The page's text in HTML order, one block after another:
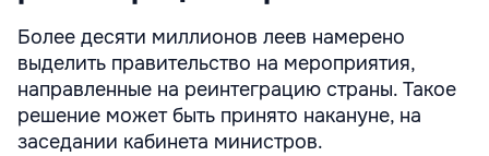
Более десяти миллионов леев намерено
выделить правительство на мероприятия,
направленные на реинтеграцию страны. Такое
решение может быть принято накануне, на
заседании кабинета министров.